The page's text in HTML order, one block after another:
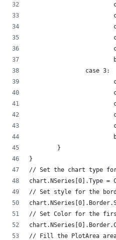
		case 3:
// Set the chart type
chart.NSeries[0].Type =
// Set style for the
// Set Color for the
// Fill the PlotArea